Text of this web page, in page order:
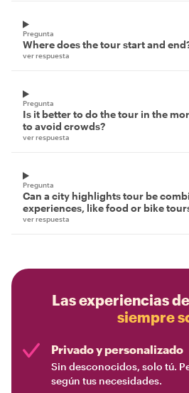
Pregunta
Where does the tour start and
ver respuesta
Pregunta
Is it better to do the tour in the
to avoid crowds?
ver respuesta
Pregunta
Can a city highlights tour be
experiences, like food or bike
ver respuesta
Las experiencias
siempre
Privado y personalizado
Sin desconocidos, solo tú.
según tus necesidades.